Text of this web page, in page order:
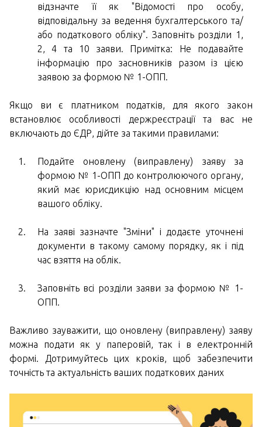
відзначте її як "Відомості про особу,
відповідальну за ведення бухгалтерського та/
або податкового обліку". Заповніть розділи 1,
2, 4 та 10 заяви. Примітка: Не подавайте
інформацію про засновників разом із цією
заявою за формою № 1-ОПП.
Якщо ви є платником податків, для якого закон
встановлює особливості держреєстрації та вас не
включають до ЄДР, дійте за такими правилами:
Подайте оновлену (виправлену) заяву за
формою № 1-ОПП до контролюючого органу,
який має юрисдикцію над основним місцем
вашого обліку.
На заяві зазначте "Зміни" і додаєте уточнені
документи в такому самому порядку, як і під
час взяття на облік.
Заповніть всі розділи заяви за формою № 1-
ОПП.
Важливо зауважити, що оновлену (виправлену) заяву
можна подати як у паперовій, так і в електронній
формі. Дотримуйтесь цих кроків, щоб забезпечити
точність та актуальність ваших податкових даних